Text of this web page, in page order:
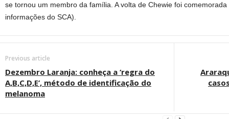
se tornou um membro da família. A volta de Chewie foi
informações do SCA).
Previous article
Dezembro Laranja: conheça a ‘regra do
A,B,C,D,E’, método de identificação do
melanoma